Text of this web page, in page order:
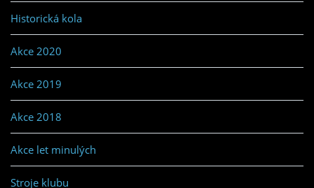
Historická kola
Akce 2020
Akce 2019
Akce 2018
Akce let minulých
Stroje klubu